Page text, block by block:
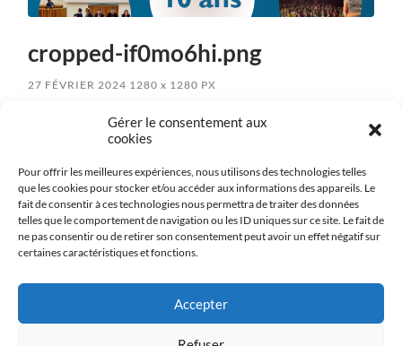
Gérer le consentement aux
cookies
Pour offrir les meilleures expériences, nous utilisons des technologies telles
que les cookies pour stocker et/ou accéder aux informations des appareils. Le
fait de consentir à ces technologies nous permettra de traiter des données
telles que le comportement de navigation ou les ID uniques sur ce site. Le fait de
ne pas consentir ou de retirer son consentement peut avoir un effet négatif sur
certaines caractéristiques et fonctions.
Accepter
cropped-if0mo6hi.png
27 FÉVRIER 2024 1280x 1280 PX
Next»
Politique de confidentialité